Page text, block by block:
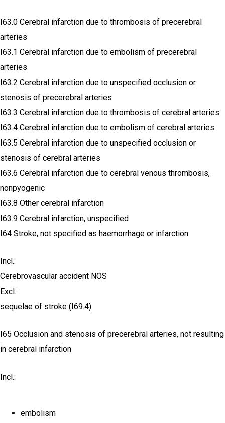
I63.0 Cerebral infarction due to thrombosis of precerebral
arteries
I63.1 Cerebral infarction due to embolism of precerebral
arteries
I63.2 Cerebral infarction due to unspecified occlusion or
stenosis of precerebral arteries
I63.3 Cerebral infarction due to thrombosis of cerebral arteries
I63.4 Cerebral infarction due to embolism of cerebral arteries
I63.5 Cerebral infarction due to unspecified occlusion or
stenosis of cerebral arteries
I63.6 Cerebral infarction due to cerebral venous thrombosis,
nonpyogenic
I63.8 Other cerebral infarction
I63.9 Cerebral infarction, unspecified
I64 Stroke, not specified as haemorrhage or infarction
Incl.:
Cerebrovascular accident NOS
Excl.:
sequelae of stroke (I69.4)
I65 Occlusion and stenosis of precerebral arteries, not resulting
in cerebral infarction
Incl.:
embolism